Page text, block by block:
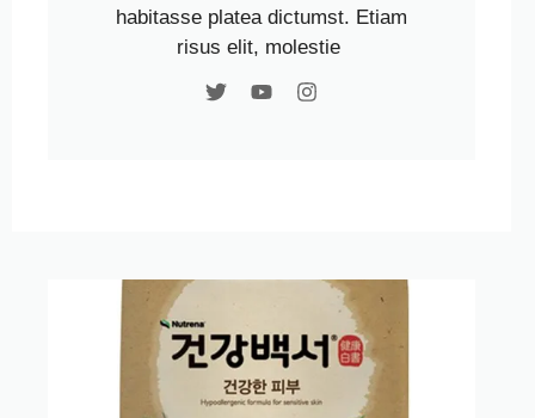
habitasse platea dictumst. Etiam
risus elit, molestie